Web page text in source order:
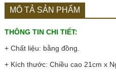
MÔ TẢ SẢN PHẨM
THÔNG TIN CHI TIẾT:
+ Chất liệu: bằng đồng.
+ Kích thước: Chiều cao 21cm x